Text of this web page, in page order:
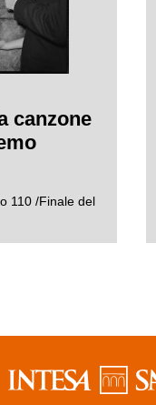
canzone
110 /Finale del